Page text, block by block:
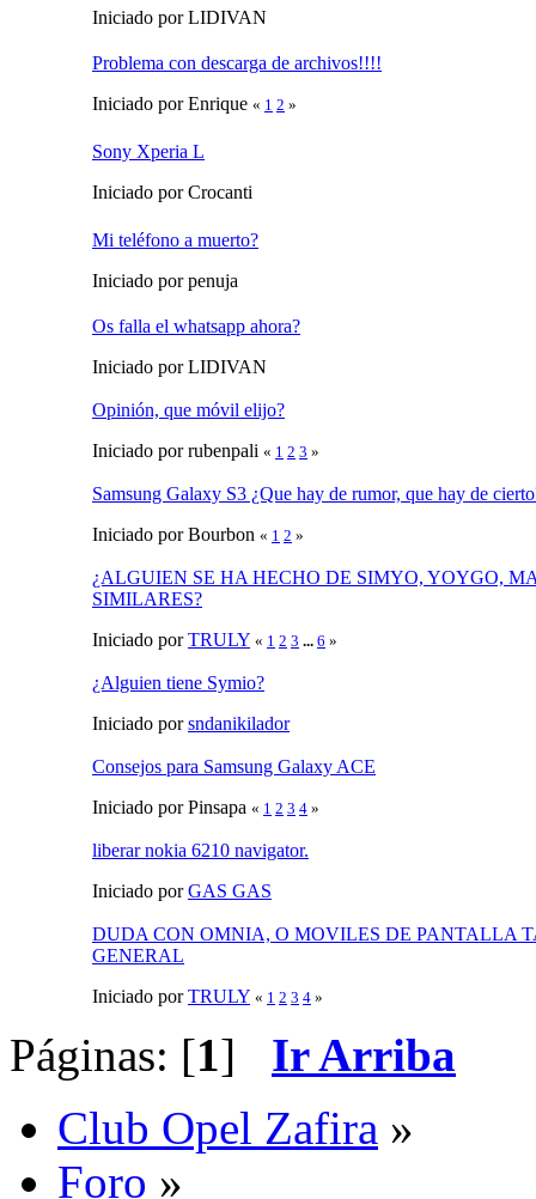
Iniciado por LIDIVAN
Problema con descarga de archivos!!!!
Iniciado por Enrique « 1 2 »
Sony Xperia L
Iniciado por Crocanti
Mi teléfono a muerto?
Iniciado por penuja
Os falla el whatsapp ahora?
Iniciado por LIDIVAN
Opinión, que móvil elijo?
Iniciado por rubenpali « 1 2 3 »
Samsung Galaxy S3 ¿Que hay de rumor, que hay de
Iniciado por Bourbon « 1 2 »
¿ALGUIEN SE HA HECHO DE SIMYO, YOYGO,
SIMILARES?
Iniciado porTRULY « 1 2 3 ... 6 »
¿Alguien tiene Symio?
Iniciado porsndanikilador
Consejos para Samsung Galaxy ACE
Iniciado por Pinsapa « 1 2 3 4 »
liberar nokia 6210 navigator.
Iniciado porGAS GAS
DUDA CON OMNIA, O MOVILES DE PANTALLA
GENERAL
Iniciado porTRULY « 1 2 3 4 »
Páginas: [1] Ir Arriba
Club Opel Zafira »
Foro »